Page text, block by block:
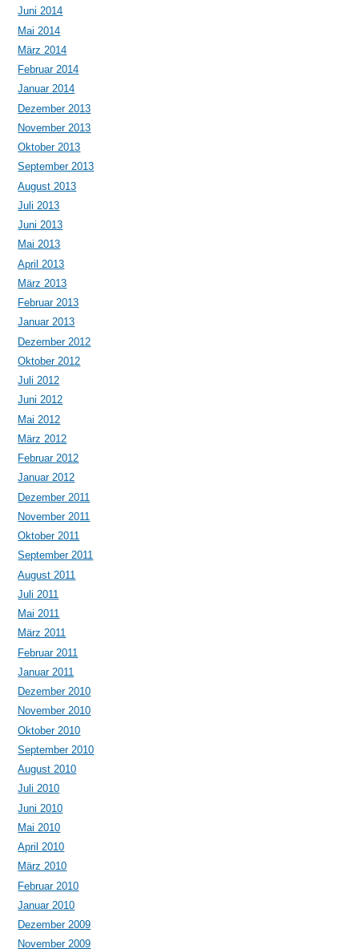
Juni 2014
Mai 2014
März 2014
Februar 2014
Januar 2014
Dezember 2013
November 2013
Oktober 2013
September 2013
August 2013
Juli 2013
Juni 2013
Mai 2013
April 2013
März 2013
Februar 2013
Januar 2013
Dezember 2012
Oktober 2012
Juli 2012
Juni 2012
Mai 2012
März 2012
Februar 2012
Januar 2012
Dezember 2011
November 2011
Oktober 2011
September 2011
August 2011
Juli 2011
Mai 2011
März 2011
Februar 2011
Januar 2011
Dezember 2010
November 2010
Oktober 2010
September 2010
August 2010
Juli 2010
Juni 2010
Mai 2010
April 2010
März 2010
Februar 2010
Januar 2010
Dezember 2009
November 2009